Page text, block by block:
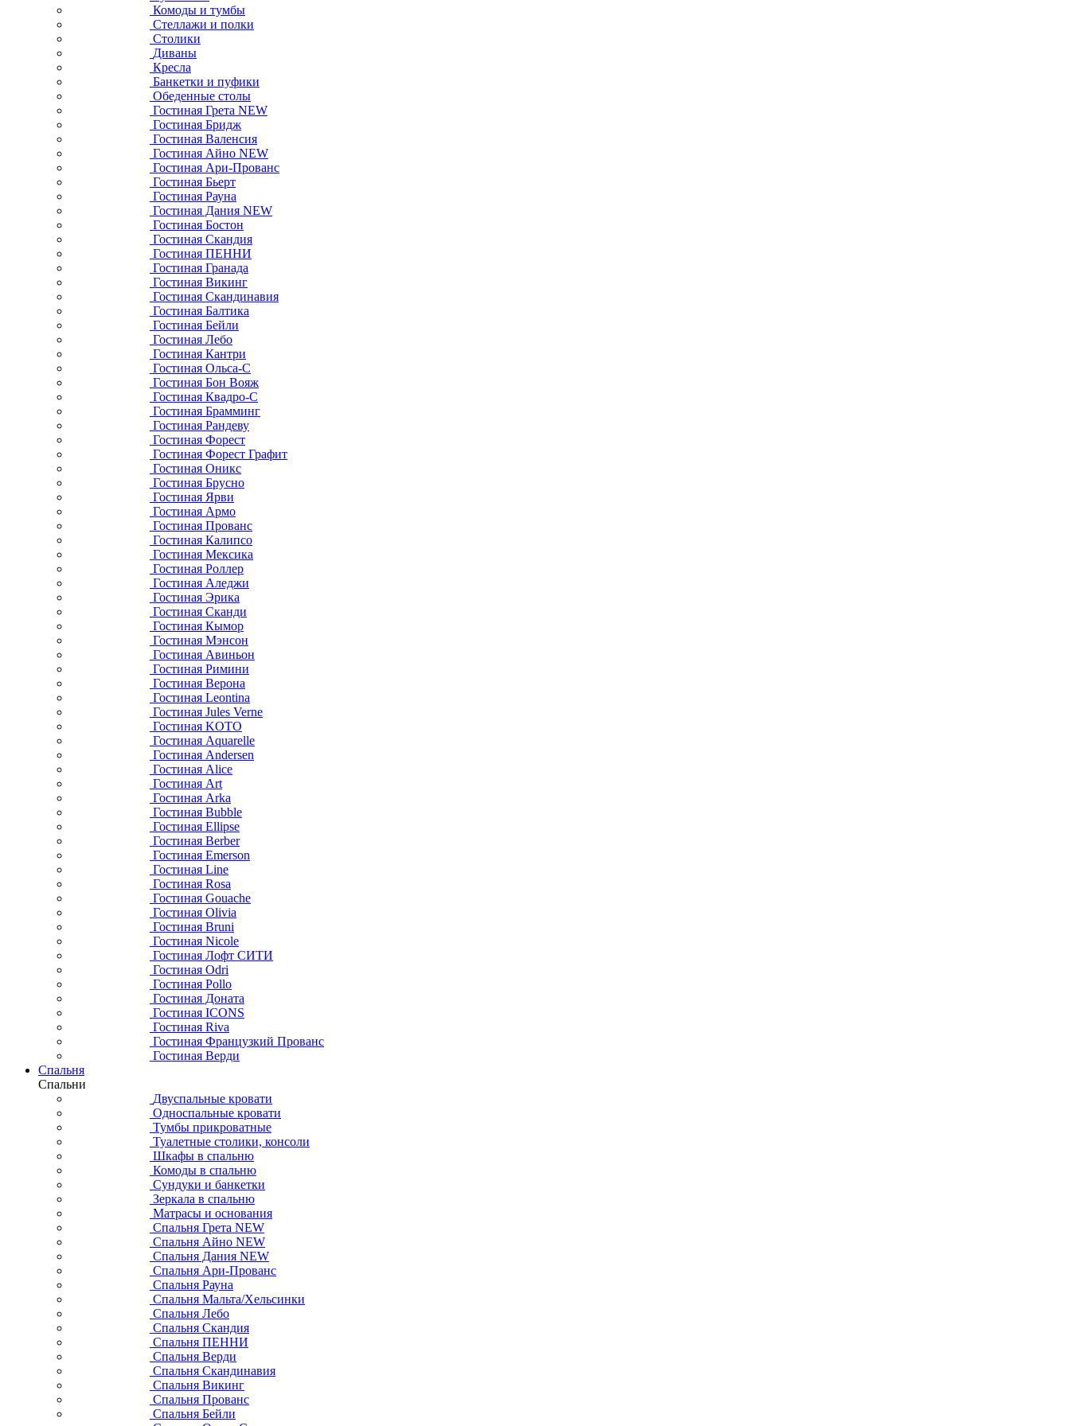
Комоды и тумбы
Стеллажи и полки
Столики
Диваны
Кресла
Банкетки и пуфики
Обеденные столы
Гостиная Грета NEW
Гостиная Бридж
Гостиная Валенсия
Гостиная Айно NEW
Гостиная Ари-Прованс
Гостиная Бьерт
Гостиная Рауна
Гостиная Дания NEW
Гостиная Бостон
Гостиная Скандия
Гостиная ПЕННИ
Гостиная Гранада
Гостиная Викинг
Гостиная Скандинавия
Гостиная Балтика
Гостиная Бейли
Гостиная Лебо
Гостиная Кантри
Гостиная Ольса-С
Гостиная Бон Вояж
Гостиная Квадро-С
Гостиная Брамминг
Гостиная Рандеву
Гостиная Форест
Гостиная Форест Графит
Гостиная Оникс
Гостиная Брусно
Гостиная Ярви
Гостиная Армо
Гостиная Прованс
Гостиная Калипсо
Гостиная Мексика
Гостиная Роллер
Гостиная Аледжи
Гостиная Эрика
Гостиная Сканди
Гостиная Кымор
Гостиная Мэнсон
Гостиная Авиньон
Гостиная Римини
Гостиная Верона
Гостиная Leontina
Гостиная Jules Verne
Гостиная KOTO
Гостиная Aquarelle
Гостиная Andersen
Гостиная Alice
Гостиная Art
Гостиная Arka
Гостиная Bubble
Гостиная Ellipse
Гостиная Berber
Гостиная Emerson
Гостиная Line
Гостиная Rosa
Гостиная Gouache
Гостиная Olivia
Гостиная Bruni
Гостиная Nicole
Гостиная Лофт СИТИ
Гостиная Odri
Гостиная Pollo
Гостиная Доната
Гостиная ICONS
Гостиная Riva
Гостиная Французкий Прованс
Гостиная Верди
Спальня
Спальни
Двуспальные кровати
Односпальные кровати
Тумбы прикроватные
Туалетные столики, консоли
Шкафы в спальню
Комоды в спальню
Сундуки и банкетки
Зеркала в спальню
Матрасы и основания
Спальня Грета NEW
Спальня Айно NEW
Спальня Дания NEW
Спальня Ари-Прованс
Спальня Рауна
Спальня Мальта/Хельсинки
Спальня Лебо
Спальня Скандия
Спальня ПЕННИ
Спальня Верди
Спальня Скандинавия
Спальня Викинг
Спальня Прованс
Спальня Бейли